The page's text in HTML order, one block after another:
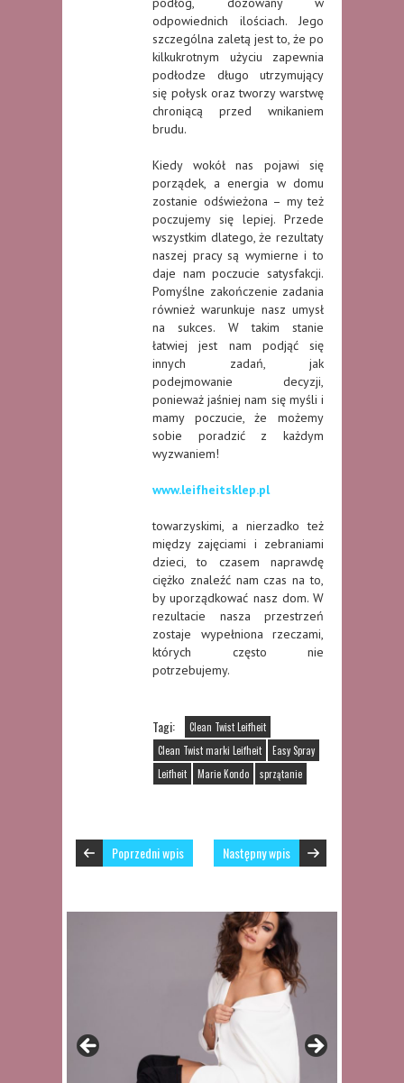
odpowiednich ilościach. Jego
szczególna zaletą jest to, że po
kilkukrotnym użyciu zapewnia
podłodze długo utrzymujący
się połysk oraz tworzy warstwę
chroniącą przed wnikaniem
brudu.
Kiedy wokół nas pojawi się
porządek, a energia w domu
zostanie odświeżona – my też
poczujemy się lepiej. Przede
wszystkim dlatego, że rezultaty
naszej pracy są wymierne i to
daje nam poczucie satysfakcji.
Pomyślne zakończenie zadania
również warunkuje nasz umysł
na sukces. W takim stanie
łatwiej jest nam podjąć się
innych zadań, jak
podejmowanie decyzji,
ponieważ jaśniej nam się myśli i
mamy poczucie, że możemy
sobie poradzić z każdym
wyzwaniem!
www.leifheitsklep.pl
towarzyskimi, a nierzadko też
między zajęciami i zebraniami
dzieci, to czasem naprawdę
ciężko znaleźć nam czas na to,
by uporządkować nasz dom. W
rezultacie nasza przestrzeń
zostaje wypełniona rzeczami,
których często nie
potrzebujemy.
Tagi:
Clean Twist Leifheit
Clean Twist marki Leifheit
Easy Spray
Leifheit
Marie Kondo sprzątanie
Poprzedni wpis Następny wpis